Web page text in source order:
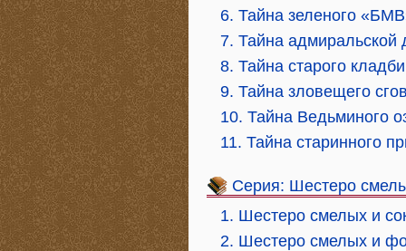
6. Тайна зеленого
7. Тайна адмиральской
8. Тайна старого
9. Тайна зловещего
10. Тайна Ведьминого
11. Тайна старинного
Серия: Шестеро
1. Шестеро смелых и
2. Шестеро смелых и